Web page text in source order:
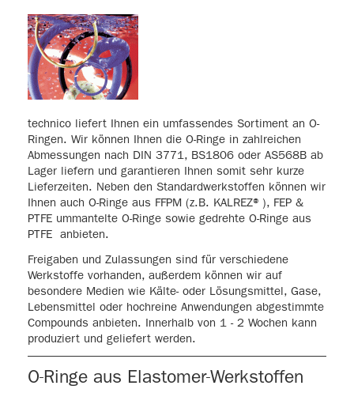
technico liefert Ihnen ein umfassendes Sortiment an O-
Ringen. Wir können Ihnen die O-Ringe in zahlreichen
Abmessungen nach DIN 3771, BS1806 oder AS568B ab
Lager liefern und garantieren Ihnen somit sehr kurze
Lieferzeiten. Neben den Standardwerkstoffen können wir
Ihnen auch O-Ringe aus FFPM (z.B. KALREZ® ), FEP &
PTFE ummantelte O-Ringe sowie gedrehte O-Ringe aus
PTFE anbieten.
Freigaben und Zulassungen sind für verschiedene
Werkstoffe vorhanden, außerdem können wir auf
besondere Medien wie Kälte- oder Lösungsmittel, Gase,
Lebensmittel oder hochreine Anwendungen abgestimmte
Compounds anbieten. Innerhalb von 1 - 2 Wochen kann
produziert und geliefert werden.
O-Ringe aus Elastomer-Werkstoffen